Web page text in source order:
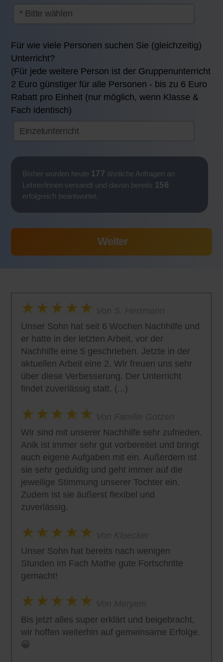
Für wie viele Personen suchen Sie (gleichzeitig)
Unterricht?
(Für jede weitere Person ist der Gruppenunterricht
2 Euro günstiger für alle Personen - bis zu 6 Euro
Rabatt pro Einheit (nur möglich, wenn Klasse &
Fach identisch)
Bisher wurden heute 177 ähnliche Anfragen an
Lehrer/innen versandt und davon bereits 156
erfolgreich beantwortet.
Unser Sohn hat seit 6 Wochen Nachhilfe und
er hatte in der letzten Arbeit, vor der
Nachhilfe eine 5 geschrieben. Jetzte in der
aktuellen Arbeit eine 2. Wir freuen uns sehr
über diese Verbesserung. Der Unterricht
findet zuverlässig statt. (...)
Wir sind mit unserer Nachhilfe sehr zufrieden.
Anik ist immer sehr gut vorbereitet und bringt
auch eigene Aufgaben mit ein. Außerdem ist
sie sehr geduldig und geht immer auf die
jeweilige Stimmung unserer Tochter ein.
Zudem ist sie äußerst flexibel und
zuverlässig.
Unser Sohn hat bereits nach wenigen
Stunden im Fach Mathe gute Fortschritte
gemacht!
Bis jetzt alles super erklärt und beigebracht,
wir hoffen weiterhin auf gemeinsame Erfolge.
😀